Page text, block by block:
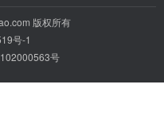
版权所有
号-1
号